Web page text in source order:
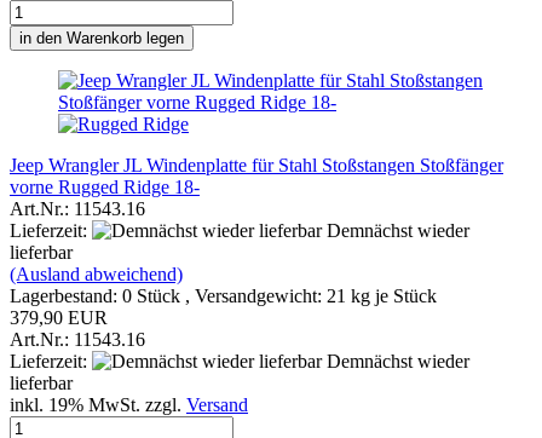
in den Warenkorb legen
Jeep Wrangler JL Windenplatte für Stahl Stoßstangen Stoßfänger
vorne Rugged Ridge 18-
Art.Nr.: 11543.16
Lieferzeit:
Demnächst wieder
lieferbar
(Ausland abweichend)
Lagerbestand: 0 Stück , Versandgewicht: 21 kg je Stück
379,90 EUR
Art.Nr.: 11543.16
Lieferzeit:
Demnächst wieder
lieferbar
inkl. 19% MwSt. zzgl. Versand